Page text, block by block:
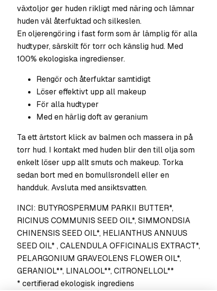
växtoljor ger huden rikligt med näring och lämnar
huden väl återfuktad och silkeslen.
En oljerengöring i fast form som är lämplig för alla
hudtyper, särskilt för torr och känslig hud. Med
100% ekologiska ingredienser.
Rengör och återfuktar samtidigt
Löser effektivt upp all makeup
För alla hudtyper
Med en härlig doft av geranium
Ta ett ärtstort klick av balmen och massera in på
torr hud. I kontakt med huden blir den till olja som
enkelt löser upp allt smuts och makeup. Torka
sedan bort med en bomullsrondell eller en
handduk. Avsluta med ansiktsvatten.
INCI: BUTYROSPERMUM PARKII BUTTER*,
RICINUS COMMUNIS SEED OIL*, SIMMONDSIA
CHINENSIS SEED OIL*, HELIANTHUS ANNUUS
SEED OIL* , CALENDULA OFFICINALIS EXTRACT*,
PELARGONIUM GRAVEOLENS FLOWER OIL*,
GERANIOL**, LINALOOL**, CITRONELLOL**
* certifierad ekologisk ingrediens